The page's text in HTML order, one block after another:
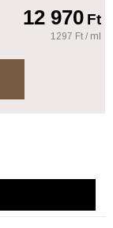
12 970Ft
1297 Ft / ml